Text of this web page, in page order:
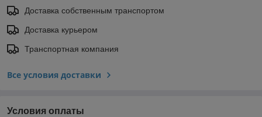
Доставка собственным транспортом
Доставка курьером
Транспортная компания
Все условия доставки
Условия оплаты